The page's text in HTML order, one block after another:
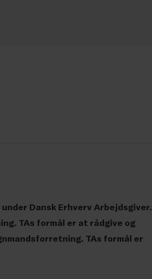
Dansk Erhverv Arbejdsgiver.
TAs formål er at rådgive og
TAs formål er